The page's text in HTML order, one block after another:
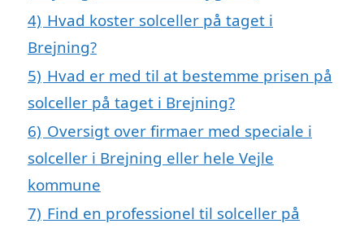
4) Hvad koster solceller på taget i
Brejning?
5) Hvad er med til at bestemme prisen på
solceller på taget i Brejning?
6) Oversigt over firmaer med speciale i
solceller i Brejning eller hele Vejle
kommune
7) Find en professionel til solceller på